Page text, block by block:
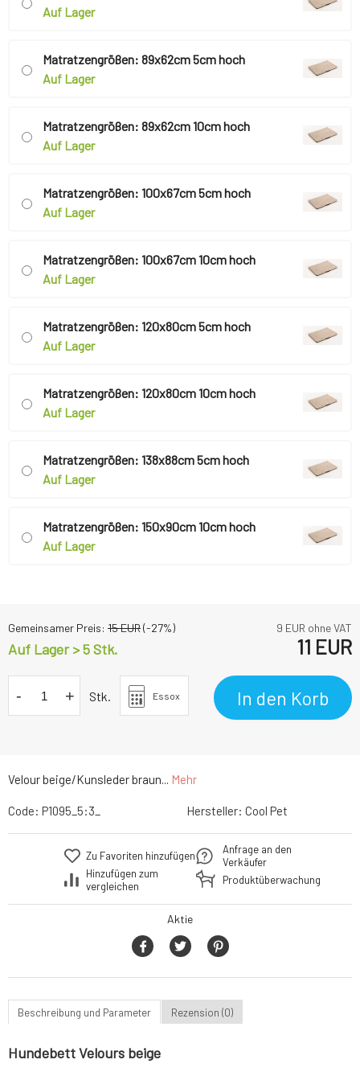
Velour beige/Kunsleder braun... Mehr
Auf Lager
Matratzengrößen: 89x62cm 5cm hoch
Auf Lager
Matratzengrößen: 89x62cm 10cm hoch
Auf Lager
Matratzengrößen: 100x67cm 5cm hoch
Auf Lager
Matratzengrößen: 100x67cm 10cm hoch
Auf Lager
Matratzengrößen: 120x80cm 5cm hoch
Auf Lager
Matratzengrößen: 120x80cm 10cm hoch
Auf Lager
Matratzengrößen: 138x88cm 5cm hoch
Auf Lager
Matratzengrößen: 150x90cm 10cm hoch
Auf Lager
Gemeinsamer Preis: 15EUR(-27%) 9 EUR ohne VAT
Auf Lager > 5 Stk. 11 EUR
- + Stk. Essox In den Korb
Code: P1095_5:3_ Hersteller: Cool Pet
Zu Favoriten hinzufügen
Hinzufügen zum
vergleichen
Anfrage an den
Verkäufer
Produktüberwachung
Aktie
Beschreibung und Parameter Rezension (0)
Hundebett Velours beige